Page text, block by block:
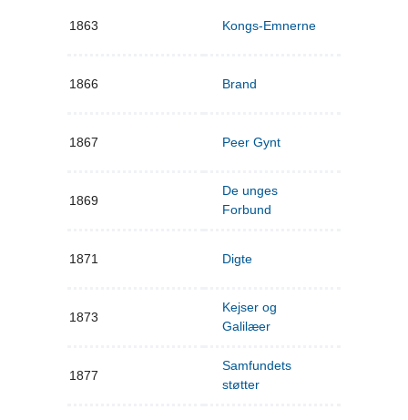
1863 Kongs-Emnerne
1866 Brand
1867 Peer Gynt
1869
De unges
Forbund
1871 Digte
1873
Kejser og
Galilæer
1877
Samfundets
støtter